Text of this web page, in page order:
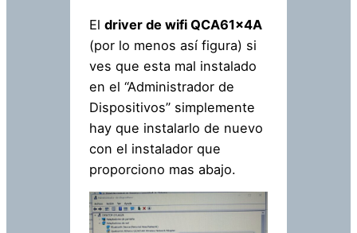
El driver de wifi QCA61x4A
(por lo menos así figura) si
ves que esta mal instalado
en el “Administrador de
Dispositivos” simplemente
hay que instalarlo de nuevo
con el instalador que
proporciono mas abajo.